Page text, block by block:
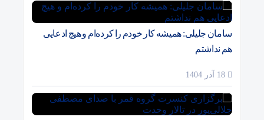
سامان جلیلی: همیشه کار خودم را کرده‌ام و هیچ ادعایی
هم نداشتم